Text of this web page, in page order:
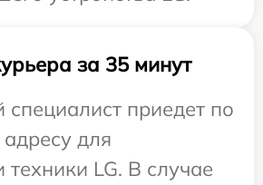
за 35 минут
специалист приедет по
для
техники LG. В случае